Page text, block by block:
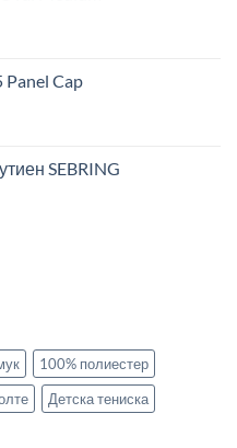
Cap
SEBRING
100% полиестер
Детска тениска